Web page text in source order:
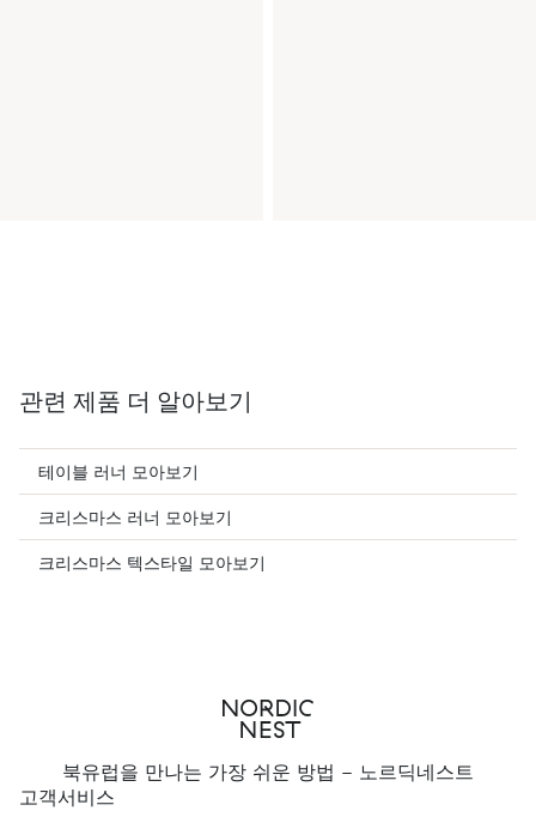
관련 제품 더 알아보기
테이블 러너 모아보기
크리스마스 러너 모아보기
크리스마스 텍스타일 모아보기
북유럽을 만나는 가장 쉬운 방법 - 노르딕네스트
고객서비스